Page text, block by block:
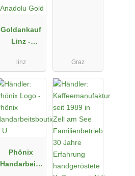
Goldankauf
Linz -
Anadolu
Gold
linz Graz
Phönix
Handarbeits